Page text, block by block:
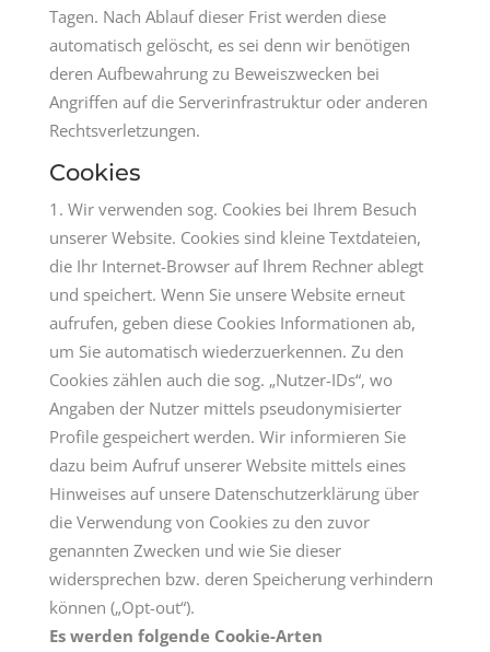
Tagen. Nach Ablauf dieser Frist werden diese
automatisch gelöscht, es sei denn wir benötigen
deren Aufbewahrung zu Beweiszwecken bei
Angriffen auf die Serverinfrastruktur oder anderen
Rechtsverletzungen.
Cookies
Wir verwenden sog. Cookies bei Ihrem Besuch
unserer Website. Cookies sind kleine Textdateien,
die Ihr Internet-Browser auf Ihrem Rechner ablegt
und speichert. Wenn Sie unsere Website erneut
aufrufen, geben diese Cookies Informationen ab,
um Sie automatisch wiederzuerkennen. Zu den
Cookies zählen auch die sog. „Nutzer-IDs“, wo
Angaben der Nutzer mittels pseudonymisierter
Profile gespeichert werden. Wir informieren Sie
dazu beim Aufruf unserer Website mittels eines
Hinweises auf unsere Datenschutzerklärung über
die Verwendung von Cookies zu den zuvor
genannten Zwecken und wie Sie dieser
widersprechen bzw. deren Speicherung verhindern
können („Opt-out“).
Es werden folgende Cookie-Arten